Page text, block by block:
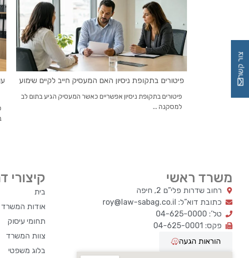
פיטורים בתקופת ניסיון האם המעסיק חייב לקיים שימוע
פיטורים בתקופת ניסיון אפשריים כאשר המעסיק הגיע בתום לב
למסקנה ...
משרד ראשי
רחוב שדרות פלי”ם 2, חיפה
כתובת דוא”ל: roy@law-sabag.co.il
טל’: 04-625-0000
פקס: 04-625-0001
הוראות הגעה
צור קשר
קיצורי
בית
אודות המשרד
תחומי עיסוק
צוות המשרד
בלוג משפטי